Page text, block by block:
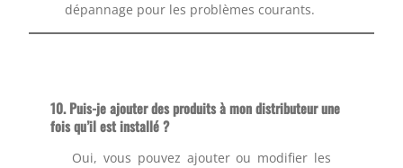
dépannage pour les problèmes courants.
10.Puis-je ajouter des produits à mon distributeur une
fois qu’il est installé ?
Oui, vous pouvez ajouter ou modifier les